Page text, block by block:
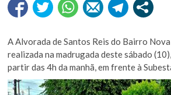
A Alvorada de Santos Reis do Bairro
realizada na madrugada deste sábado
partir das 4h da manhã, em frente à